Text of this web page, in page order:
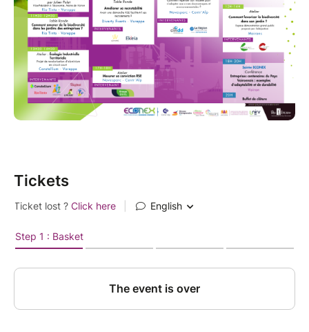
Tickets